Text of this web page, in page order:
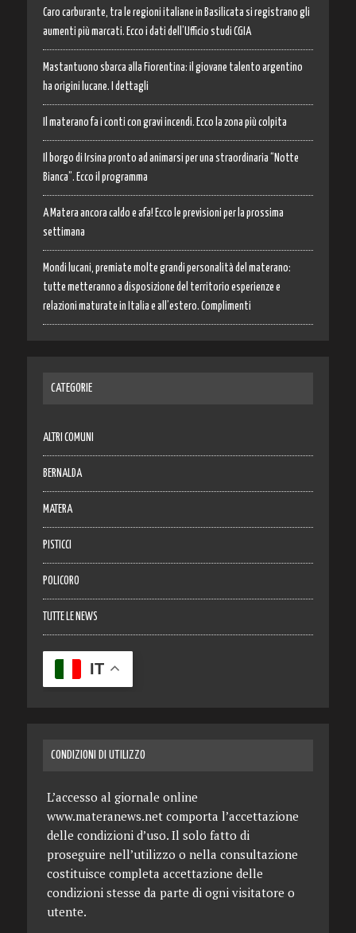
Caro carburante, tra le regioni italiane in Basilicata si registrano gli
aumenti più marcati. Ecco i dati dell’Ufficio studi CGIA
Mastantuono sbarca alla Fiorentina: il giovane talento argentino
ha origini lucane. I dettagli
Il materano fa i conti con gravi incendi. Ecco la zona più colpita
Il borgo di Irsina pronto ad animarsi per una straordinaria “Notte
Bianca”. Ecco il programma
A Matera ancora caldo e afa! Ecco le previsioni per la prossima
settimana
Mondi lucani, premiate molte grandi personalità del materano:
tutte metteranno a disposizione del territorio esperienze e
relazioni maturate in Italia e all’estero. Complimenti
CATEGORIE
ALTRI COMUNI
BERNALDA
MATERA
PISTICCI
POLICORO
TUTTE LE NEWS
IT
CONDIZIONI DI UTILIZZO
L’accesso al giornale online
www.materanews.net comporta l’accettazione
delle condizioni d’uso. Il solo fatto di
proseguire nell’utilizzo o nella consultazione
costituisce completa accettazione delle
condizioni stesse da parte di ogni visitatore o
utente.